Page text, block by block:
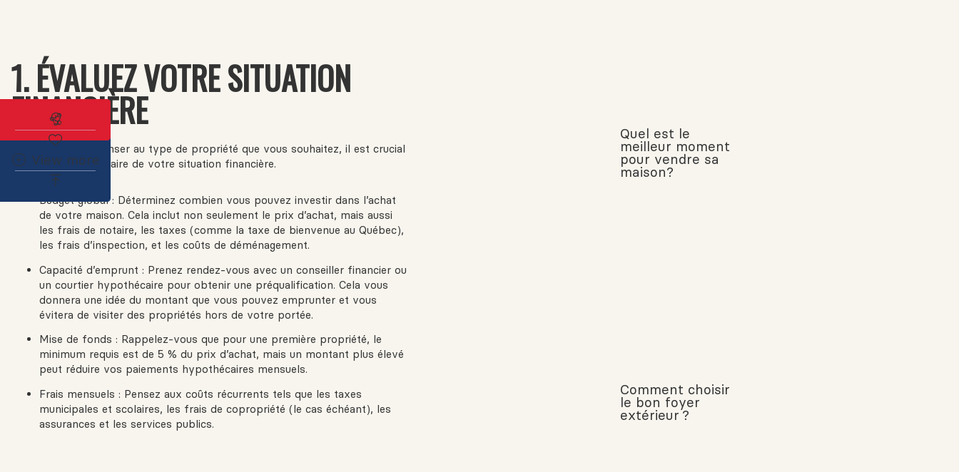
1. ÉVALUEZ VOTRE SITUATION
FINANCIÈRE
Avant même de penser au type de propriété que vous souhaitez, il est crucial
d’avoir une vision claire de votre situation financière.
Budget global : Déterminez combien vous pouvez investir dans l’achat
de votre maison. Cela inclut non seulement le prix d’achat, mais aussi
les frais de notaire, les taxes (comme la taxe de bienvenue au Québec),
les frais d’inspection, et les coûts de déménagement.
Capacité d’emprunt : Prenez rendez-vous avec un conseiller financier ou
un courtier hypothécaire pour obtenir une préqualification. Cela vous
donnera une idée du montant que vous pouvez emprunter et vous
évitera de visiter des propriétés hors de votre portée.
Mise de fonds : Rappelez-vous que pour une première propriété, le
minimum requis est de 5 % du prix d’achat, mais un montant plus élevé
peut réduire vos paiements hypothécaires mensuels.
Frais mensuels : Pensez aux coûts récurrents tels que les taxes
municipales et scolaires, les frais de copropriété (le cas échéant), les
assurances et les services publics.
Quel est le
meilleur moment
pour vendre sa
maison?
Comment choisir
le bon foyer
extérieur ?
Abonnez-vous à l'alerte immobilière
View more